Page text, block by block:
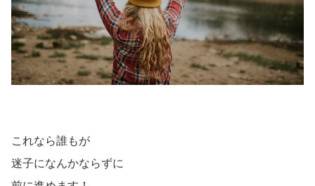
これなら誰もが
迷子になんかならずに